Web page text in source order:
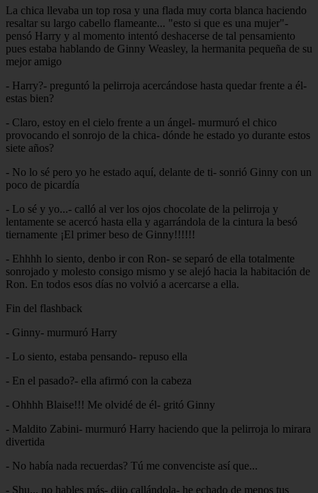
La chica llevaba un top rosa y una flada muy corta blanca haciendo
resaltar su largo cabello flameante... "esto si que es una mujer"-
pensó Harry y al momento intentó deshacerse de tal pensamiento
pues estaba hablando de Ginny Weasley, la hermanita pequeña de su
mejor amigo
- Harry?- preguntó la pelirroja acercándose hasta quedar frente a él-
estas bien?
- Claro, estoy en el cielo frente a un ángel- murmuró el chico
provocando el sonrojo de la chica- dónde he estado yo durante estos
siete años?
- No lo sé pero yo he estado aquí, delante de ti- sonrió Ginny con un
poco de picardía
- Lo sé y yo...- calló al ver los ojos chocolate de la pelirroja y
lentamente se acercó hasta ella y agarrándola de la cintura la besó
tiernamente ¡El primer beso de Ginny!!!!!!
- Ehhhh lo siento, denbo ir con Ron- se separó de ella totalmente
sonrojado y molesto consigo mismo y se alejó hacia la habitación de
Ron. En todos esos días no volvió a acercarse a ella.
Fin del flashback
- Ginny- murmuró Harry
- Lo siento, estaba pensando- repuso ella
- En el pasado?- ella afirmó con la cabeza
- Ohhhh Blaise!!! Me olvidé de él- gritó Ginny
- Maldito Zabini- murmuró Harry haciendo que la pelirroja lo mirara
divertida
- No había nada recuerdas? Tú me convenciste así que...
- Shu... no hables más- dijo callándola- he echado de menos tus